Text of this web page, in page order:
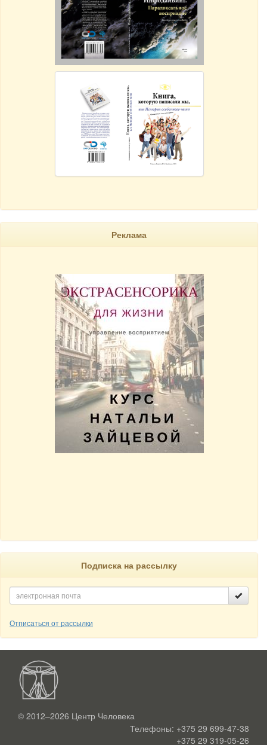
Реклама
Подписка на рассылку
Отписаться от рассылки
© 2012–2026 Центр Человека
Телефоны: +375 29 699-47-38
+375 29 319-05-26